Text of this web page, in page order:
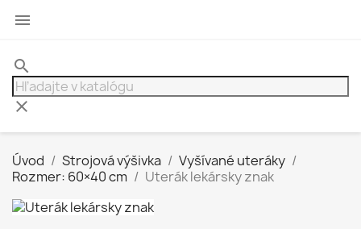

search
clear
Úvod Strojová výšivka
Vyšívané uteráky
Rozmer: 60×40 cm
Uterák lekársky znak